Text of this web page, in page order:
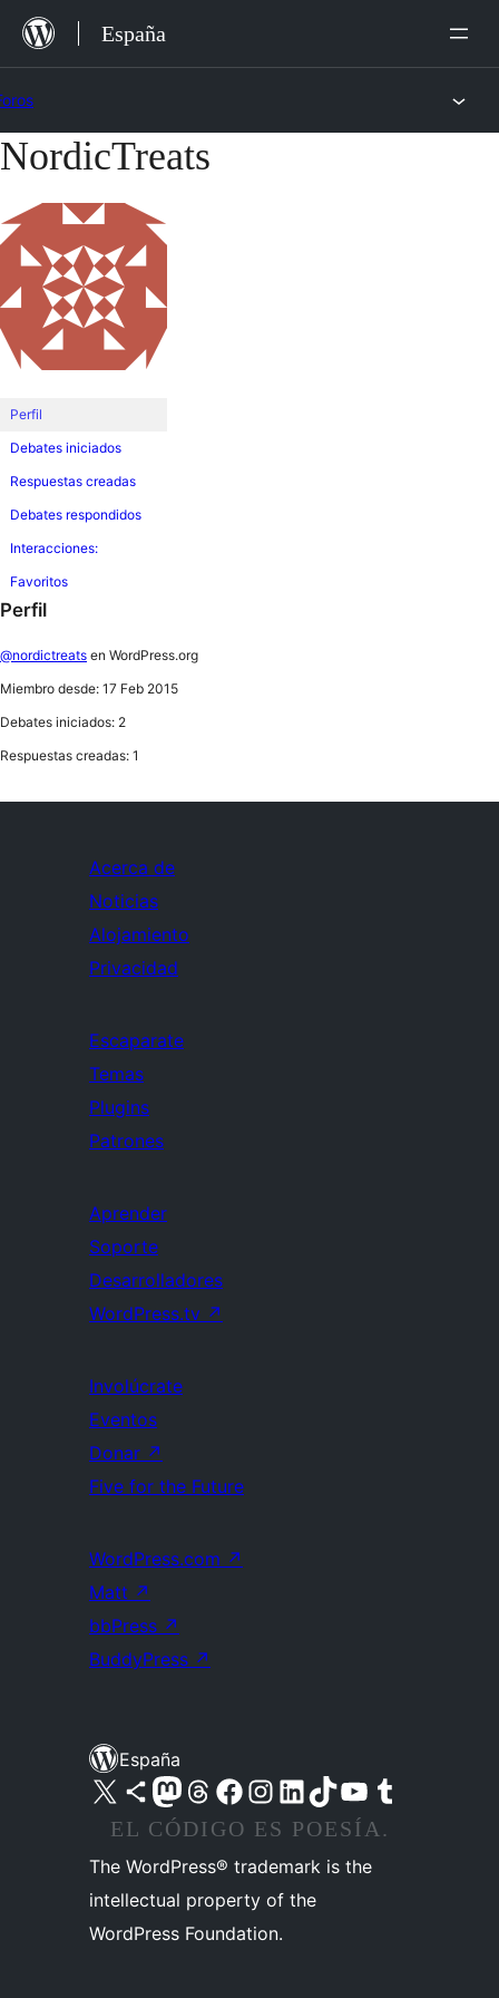
Saltar
España
Saltar
contenido
NordicTreats
Perfil
Debates iniciados
Respuestas creadas
Debates respondidos
Interacciones:
Favoritos
Perfil
@nordictreats en WordPress.org
Miembro desde: 17 Feb 2015
Debates iniciados: 2
Respuestas creadas: 1
Acerca de
Noticias
Alojamiento
Privacidad
Escaparate
Temas
Plugins
Patrones
Aprender
Soporte
Desarrolladores
WordPress.tv ↗
Involúcrate
Eventos
Donar ↗
Five for the Future
WordPress.com ↗
Matt ↗
bbPress ↗
BuddyPress ↗
España
Visita nuestra cuenta de X (anteriormente Twitter)
Visita nuestra cuenta de Bluesky
Visita nuestra cuenta de Mastodon
Visita nuestra cuenta de Threads
Visita nuestra página de Facebook
Visita nuestra cuenta de Instagram
Visita nuestra cuenta de LinkedIn
Visita nuestra cuenta de TikTok
Visita nuestro canal de YouTube
Visita nuestra cuenta de Tumblr
EL CÓDIGO ES POESÍA.
The WordPress® trademark is the
intellectual property of the
WordPress Foundation.